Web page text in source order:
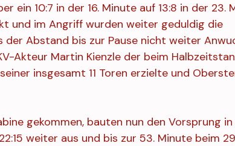
ein 10:7 in der 16. Minute auf 13:8 in der 23.
und im Angriff wurden weiter geduldig die
der Abstand bis zur Pause nicht weiter
Akteur Martin Kienzle der beim
insgesamt 11 Toren erzielte und
gekommen, bauten nun den Vorsprung in
weiter aus und bis zur 53. Minute beim